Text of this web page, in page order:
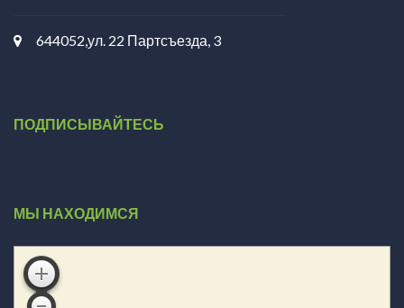
644052,ул. 22 Партсъезда, 3
ПОДПИСЫВАЙТЕСЬ
МЫ НАХОДИМСЯ